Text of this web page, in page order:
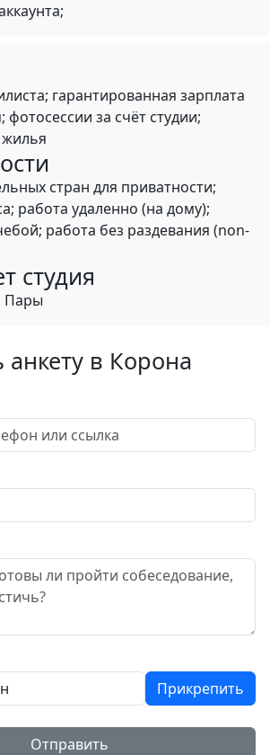
гарантированная зарплата
за счёт студии;
жилья
стран для приватности;
работа удаленно (на дому);
работа без раздевания (non-
студия
Пары
в Корона
Прикрепить
Отправить